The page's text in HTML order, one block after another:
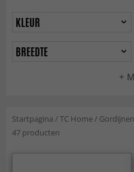
+
KLEUR
BREEDTE
Startpagina /TC Home/ Gordijnen
47 producten